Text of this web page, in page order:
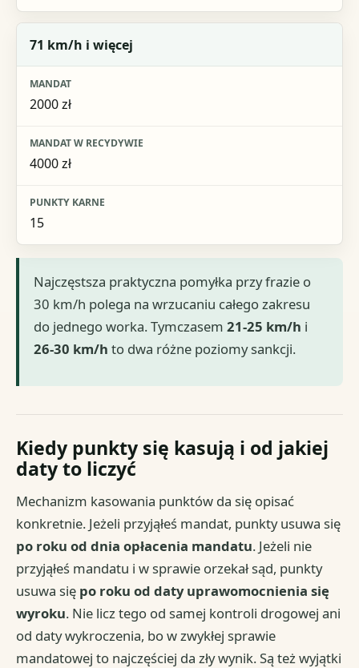
71 km/h i więcej
2000 zł
4000 zł
15
Najczęstsza praktyczna pomyłka przy frazie o
30 km/h polega na wrzucaniu całego zakresu
do jednego worka. Tymczasem21-25 km/h i
26-30 km/h to dwa różne poziomy sankcji.
Kiedy punkty się kasują i od jakiej
daty to liczyć
Mechanizm kasowania punktów da się opisać
konkretnie. Jeżeli przyjąłeś mandat, punkty usuwa się
po roku od dnia opłacenia mandatu. Jeżeli nie
przyjąłeś mandatu i w sprawie orzekał sąd, punkty
usuwa się po roku od daty uprawomocnienia się
wyroku. Nie licz tego od samej kontroli drogowej ani
od daty wykroczenia, bo w zwykłej sprawie
mandatowej to najczęściej da zły wynik. Są też wyjątki